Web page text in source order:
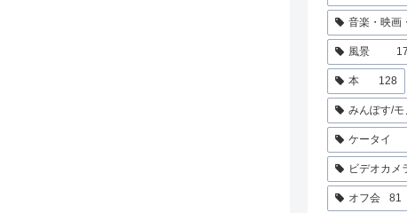
音楽・映画
風景
本 128
みんぽす/
ケータイ
ビデオカメ
オフ会 81